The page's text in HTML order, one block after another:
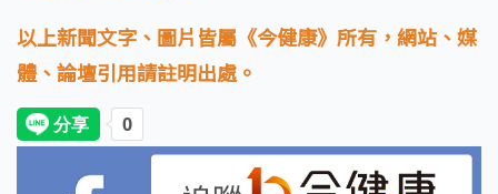
以上新聞文字、圖片皆屬《今健康》所有，網站、媒
體、論壇引用請註明出處。